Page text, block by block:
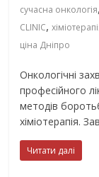
сучасна онкологія,
CLINIC,
ціна Дніпро
Онкологічні
професійного
методів
хіміотерапія.
Читати далі